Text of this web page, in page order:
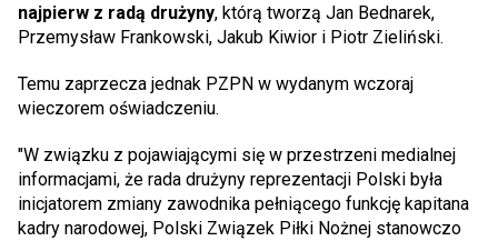
najpierw z radą drużyny, którą tworzą Jan Bednarek,
Przemysław Frankowski, Jakub Kiwior i Piotr Zieliński.
Temu zaprzecza jednak PZPN w wydanym wczoraj
wieczorem oświadczeniu.
"W związku z pojawiającymi się w przestrzeni medialnej
informacjami, że rada drużyny reprezentacji Polski była
inicjatorem zmiany zawodnika pełniącego funkcję kapitana
kadry narodowej, Polski Związek Piłki Nożnej stanowczo